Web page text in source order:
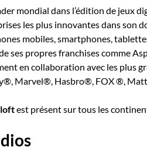
mondial dans l’édition de jeux
les plus innovantes dans son
mobiles, smartphones,
ses propres franchises comme
en collaboration avec les
Marvel®, Hasbro®, FOX ®,
est présent sur tous les